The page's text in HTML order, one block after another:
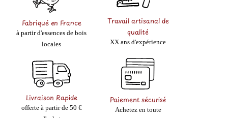
Fabriqué en France
à partir d'essences de bois
locales
Travail artisanal de
qualité
XX ans d'expérience
Livraison Rapide
offerte à partir de 50 €
Paiement sécurisé
Achetez en toute